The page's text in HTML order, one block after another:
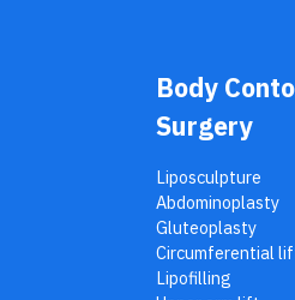
Body
Surgery
Liposculpture
Abdominoplasty
Gluteoplasty
Circumferential
Lipofilling